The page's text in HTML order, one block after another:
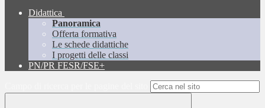
Didattica
Panoramica
Offerta formativa
Le schede didattiche
I progetti delle classi
PN/PR FESR/FSE+